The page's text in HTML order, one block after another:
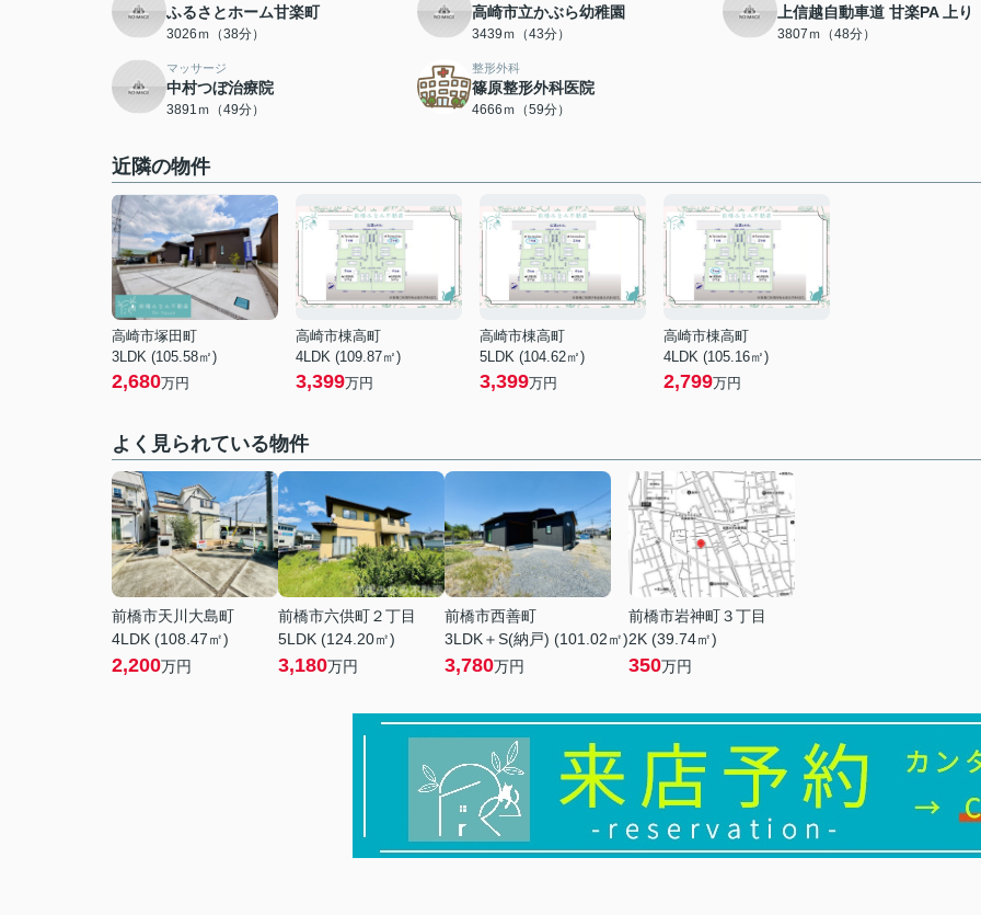
ふるさとホーム甘楽町
3026ｍ（38分）
高崎市立かぶら幼稚園
3439ｍ（43分）
上信越自動車道 甘楽PA 上り
3807ｍ（48分）
マッサージ
中村つぼ治療院
3891ｍ（49分）
整形外科
篠原整形外科医院
4666ｍ（59分）
近隣の物件
高崎市塚田町
3LDK (105.58㎡)
2,680万円
高崎市棟高町
4LDK (109.87㎡)
3,399万円
高崎市棟高町
5LDK (104.62㎡)
3,399万円
高崎市棟高町
4LDK (105.16㎡)
2,799万円
よく見られている物件
前橋市天川大島町
4LDK (108.47㎡)
2,200万円
前橋市六供町２丁目
5LDK (124.20㎡)
3,180万円
前橋市西善町
3LDK＋S(納戸) (101.02㎡)
3,780万円
前橋市岩神町３丁目
2K (39.74㎡)
350万円